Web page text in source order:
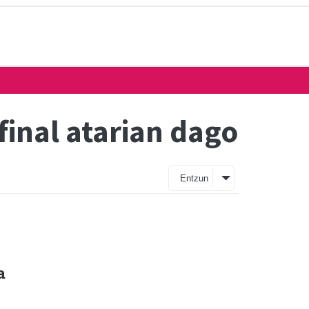
atarian dago
Entzun